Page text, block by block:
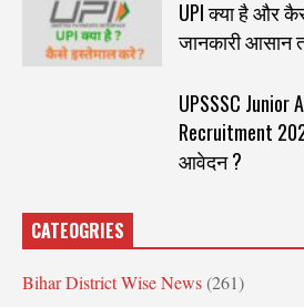
UPI क्या है और
जानकारी आसान
UPSSSC Junior
Recruitment
आवेदन ?
CATEOGRIES
Bihar District Wise News(261)